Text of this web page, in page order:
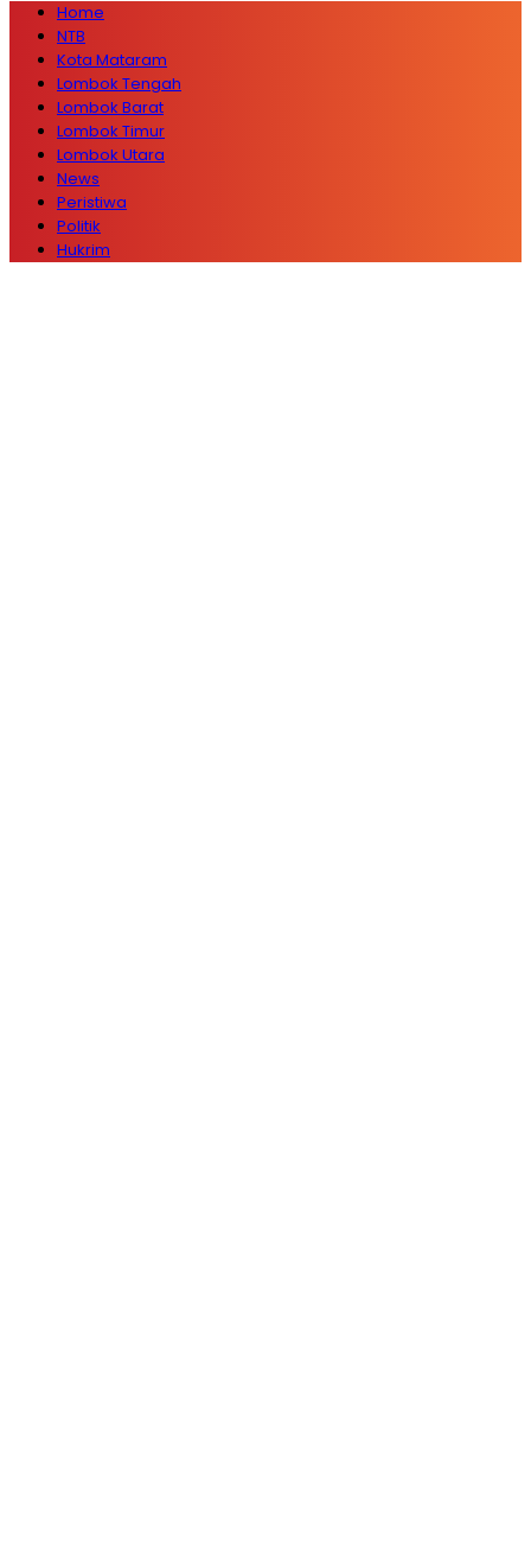
Home
NTB
Kota Mataram
Lombok Tengah
Lombok Barat
Lombok Timur
Lombok Utara
News
Peristiwa
Politik
Hukrim